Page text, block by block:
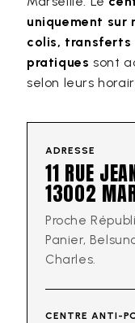
uniquement sur
colis, transferts
pratiques sont
selon leurs
ADRESSE
11 RUE
13002
Proche
Panier,
Charles.
CENTRE ANTI-